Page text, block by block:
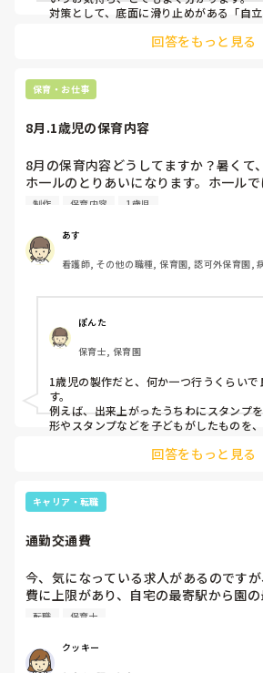
対策として、底面に滑り止めがある「自
た、ストッパー付きキャスターをつけた
り、脚元に水入りペットボトルなどの重り
てくださいね。安全で使いやすい方法が見
回答をもっと見る
保育・お仕事
8月.1歳児の保育内容
8月の保育内容どうしてますか？暑くて
ホ一ルのとりあいになります。ホ一ル
台、風船で遊んでいます。製作で、うち
クラスです、玩具で遊ばせながら、何人
ています。何か、いいアイデアや、工夫
で、教えて下さい。
制作 保育内容 1歳児
あす
看護師, その他の職種, 保育園, 認可外保育園,
ぽんた
保育士, 保育園
1歳児の製作だと、何か一つ行うくらいで
す。
例えば、出来上がったうちわにスタンプ
形やスタンプなどを子どもがしたものを
雨遊び、氷遊び、など間食遊びをたくさん
す！いつもと違うおもちゃ、室内に興味津
回答をもっと見る
キャリア・転職
通勤交通費
今、気になっている求人があるのです
費に上限があり、自宅の最寄駅から園
期代が5,000円ほどオーバーします
私としてはなかなか大きい金額なので、
っているのですが、皆さんならどうしま
転職 保育士
クッキー